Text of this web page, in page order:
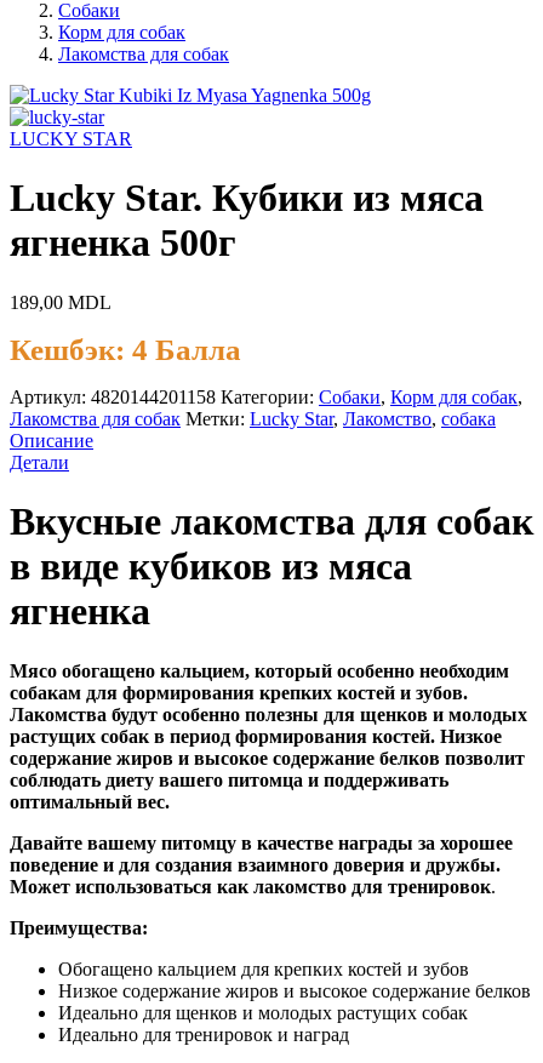
Cобаки
Корм для собак
Лакомства для собак
LUCKY STAR
Lucky Star. Кубики из мяса
ягненка 500г
189,00 MDL
Кешбэк: 4 Балла
Артикул: 4820144201158 Категории: Cобаки, Корм для собак,
Лакомства для собак Метки: Lucky Star, Лакомство, собака
Описание
Детали
Вкусные лакомства для собак
в виде кубиков из мяса
ягненка
Мясо обогащено кальцием, который особенно необходим
собакам для формирования крепких костей и зубов.
Лакомства будут особенно полезны для щенков и молодых
растущих собак в период формирования костей. Низкое
содержание жиров и высокое содержание белков позволит
соблюдать диету вашего питомца и поддерживать
оптимальный вес.
Давайте вашему питомцу в качестве награды за хорошее
поведение и для создания взаимного доверия и дружбы.
Может использоваться как лакомство для тренировок.
Преимущества:
Обогащено кальцием для крепких костей и зубов
Низкое содержание жиров и высокое содержание белков
Идеально для щенков и молодых растущих собак
Идеально для тренировок и наград